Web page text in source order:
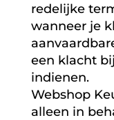
redelijke
wanneer je
een klacht
indienen.
Webshop
alleen in